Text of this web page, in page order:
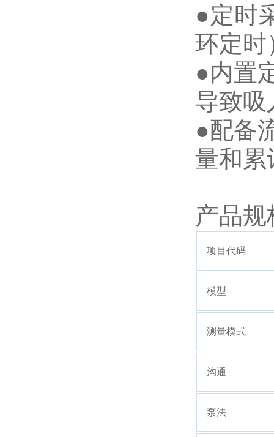
●定时
环定时
●内置
导致吸
●配备
量和累
产品规
项目代码
模型
测量模式
沟通
泵法